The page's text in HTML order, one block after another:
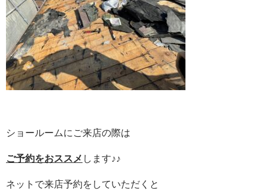
ショールームにご来店の際は
ご予約をおススメ します♪♪
ネットで来店予約をしていただくと